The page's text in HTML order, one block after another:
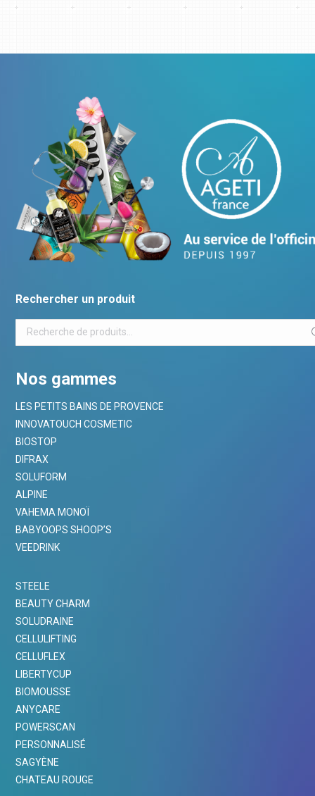
Rechercher un produit
Nos gammes
LES PETITS BAINS DE PROVENCE
INNOVATOUCH COSMETIC
BIOSTOP
DIFRAX
SOLUFORM
ALPINE
VAHEMA MONOÏ
BABYOOPS SHOOP’S
VEEDRINK
STEELE
BEAUTY CHARM
SOLUDRAINE
CELLULIFTING
CELLUFLEX
LIBERTYCUP
BIOMOUSSE
ANYCARE
POWERSCAN
PERSONNALISÉ
SAGYÈNE
CHATEAU ROUGE